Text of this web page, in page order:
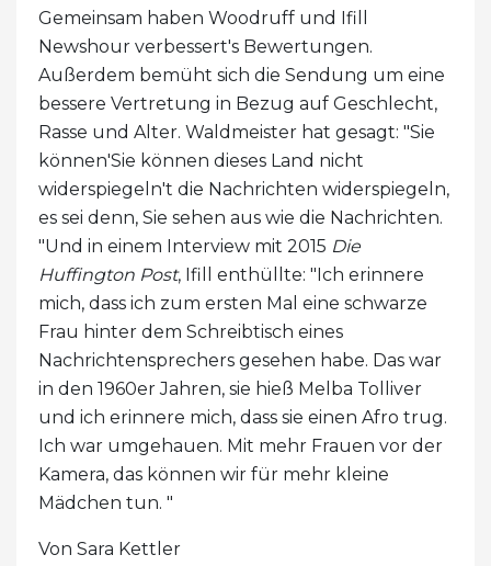
Gemeinsam haben Woodruff und Ifill
Newshour verbessert's Bewertungen.
Außerdem bemüht sich die Sendung um eine
bessere Vertretung in Bezug auf Geschlecht,
Rasse und Alter. Waldmeister hat gesagt: "Sie
können'Sie können dieses Land nicht
widerspiegeln't die Nachrichten widerspiegeln,
es sei denn, Sie sehen aus wie die Nachrichten.
"Und in einem Interview mit 2015 Die
Huffington Post, Ifill enthüllte: "Ich erinnere
mich, dass ich zum ersten Mal eine schwarze
Frau hinter dem Schreibtisch eines
Nachrichtensprechers gesehen habe. Das war
in den 1960er Jahren, sie hieß Melba Tolliver
und ich erinnere mich, dass sie einen Afro trug.
Ich war umgehauen. Mit mehr Frauen vor der
Kamera, das können wir für mehr kleine
Mädchen tun. "
Von Sara Kettler